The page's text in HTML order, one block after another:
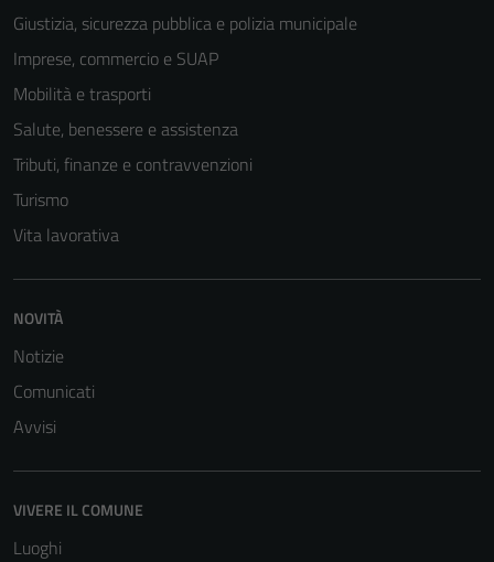
Giustizia, sicurezza pubblica e polizia municipale
Imprese, commercio e SUAP
Mobilità e trasporti
Salute, benessere e assistenza
Tributi, finanze e contravvenzioni
Turismo
Vita lavorativa
NOVITÀ
Notizie
Comunicati
Avvisi
VIVERE IL COMUNE
Luoghi
informazioni